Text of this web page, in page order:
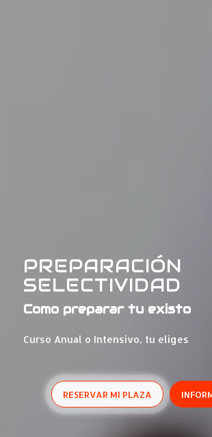
PREPARACIÓN
SELECTIVIDAD
Como preparar tu existo
Curso Anual o Intensivo, tu eliges
RESERVAR MI PLAZA